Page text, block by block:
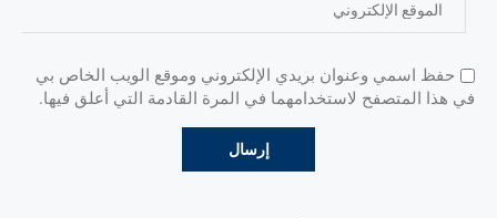
حفظ اسمي وعنوان بريدي الإلكتروني وموقع الويب الخاص بي
في هذا المتصفح لاستخدامهما في المرة القادمة التي أعلق فيها.